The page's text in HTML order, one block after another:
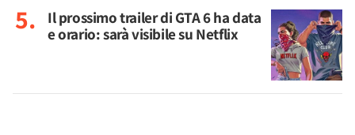
Il prossimo trailer di GTA 6 ha data
e orario: sarà visibile su Netflix